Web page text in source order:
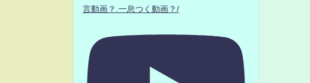
言動画？.一息つく動画？/